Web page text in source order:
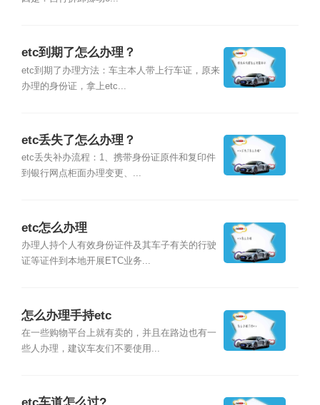
etc到期了怎么办理？
etc到期了办理方法：车主本人带上行车证，原来
办理的身份证，拿上etc...
etc丢失了怎么办理？
etc丢失补办流程：1、携带身份证原件和复印件
到银行网点柜面办理变更、...
etc怎么办理
办理人持个人有效身份证件及其车子有关的行驶
证等证件到本地开展ETC业务...
怎么办理手持etc
在一些购物平台上就有卖的，并且在路边也有一
些人办理，建议车友们不要使用...